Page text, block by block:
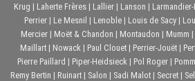
Krug | Laherte Frères| Lallier| Lanson |
Perrier | Le Mesnil | Lenoble | Louis de Sacy |
Mercier | Moët & Chandon | Montaudon | Mumm |
Maillart| Nowack | Paul Clouet| Perrier-Jouët|
Pierre Paillard | Piper-Heidsieck | Pol Roger |
Remy Bertin | Ruinart | Salon | Sadi Malot | Secret |